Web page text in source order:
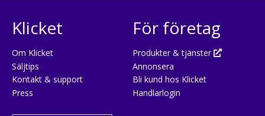
Klicket
Om Klicket
Säljtips
Kontakt & support
Press
För företag
Produkter & tjänster
Annonsera
Bli kund hos Klicket
Handlarlogin